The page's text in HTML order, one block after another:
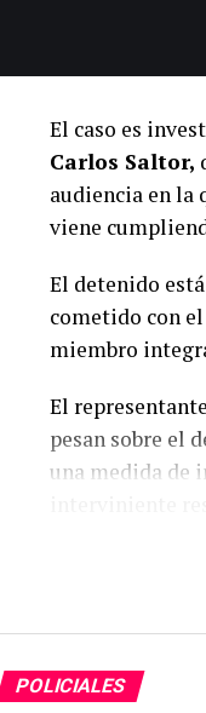
El caso es
Carlos Saltor,
audiencia en
viene
El detenido
cometido con
miembro
El
pesan sobre el
una medida de
(Grupo de
POLICIALES